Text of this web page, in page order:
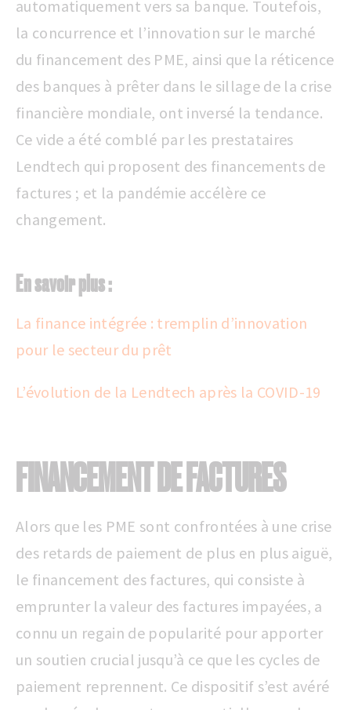
automatiquement vers sa banque. Toutefois,
la concurrence et l’innovation sur le marché
du financement des PME, ainsi que la réticence
des banques à prêter dans le sillage de la crise
financière mondiale, ont inversé la tendance.
Ce vide a été comblé par les prestataires
Lendtech qui proposent des financements de
factures ; et la pandémie accélère ce
changement.
En savoir plus :
La finance intégrée : tremplin d’innovation
pour le secteur du prêt
L’évolution de la Lendtech après la COVID-19
FINANCEMENT DE FACTURES
Alors que les PME sont confrontées à une crise
des retards de paiement de plus en plus aiguë,
le financement des factures, qui consiste à
emprunter la valeur des factures impayées, a
connu un regain de popularité pour apporter
un soutien crucial jusqu’à ce que les cycles de
paiement reprennent. Ce dispositif s’est avéré